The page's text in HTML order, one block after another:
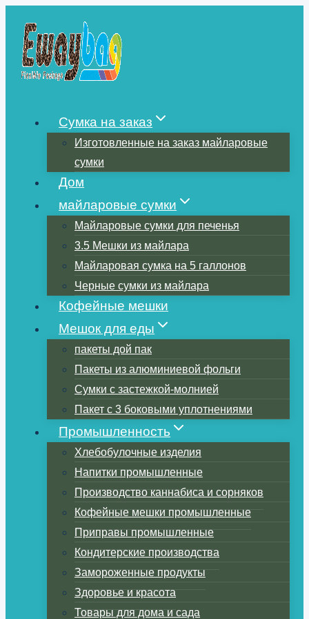
содержимому
Сумка на заказ
Изготовленные на заказ майларовые
сумки
Дом
майларовые сумки
Майларовые сумки для печенья
3.5 Мешки из майлара
Майларовая сумка на 5 галлонов
Черные сумки из майлара
Кофейные мешки
Мешок для еды
пакеты дой пак
Пакеты из алюминиевой фольги
Сумки с застежкой-молнией
Пакет с 3 боковыми уплотнениями
Промышленность
Хлебобулочные изделия
Напитки промышленные
Производство каннабиса и сорняков
Кофейные мешки промышленные
Приправы промышленные
Кондитерские производства
Замороженные продукты
Здоровье и красота
Товары для дома и сада